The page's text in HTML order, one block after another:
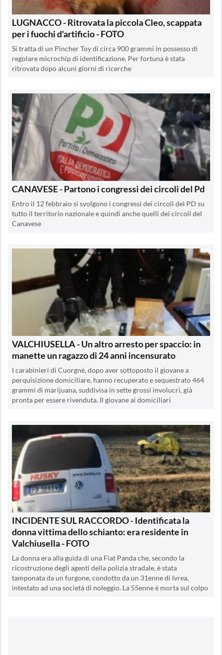
LUGNACCO - Ritrovata la piccola Cleo, scappata
per i fuochi d'artificio - FOTO
Si tratta di un Pincher Toy di circa 900 grammi in possesso di
regolare microchip di identificazione. Per fortuna è stata
ritrovata dopo alcuni giorni di ricerche
CANAVESE - Partono i congressi dei circoli del Pd
Entro il 12 febbraio si svolgono i congressi dei circoli del PD su
tutto il territorio nazionale e quindi anche quelli dei circoli del
Canavese
VALCHIUSELLA - Un altro arresto per spaccio: in
manette un ragazzo di 24 anni incensurato
I carabinieri di Cuorgnè, dopo aver sottoposto il giovane a
perquisizione domiciliare, hanno recuperato e sequestrato 464
grammi di marijuana, suddivisa in sette grossi involucri, già
pronta per essere rivenduta. Il giovane ai domiciliari
INCIDENTE SUL RACCORDO - Identificata la
donna vittima dello schianto: era residente in
Valchiusella - FOTO
La donna era alla guida di una Fiat Panda che, secondo la
ricostruzione degli agenti della polizia stradale, è stata
tamponata da un furgone, condotto da un 31enne di Ivrea,
intestato ad una società di noleggio. La 55enne è morta sul colpo